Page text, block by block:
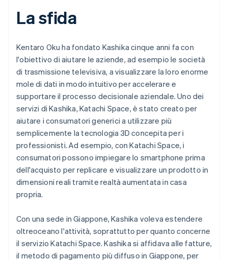
La sfida
Kentaro Oku ha fondato Kashika cinque anni fa con
l'obiettivo di aiutare le aziende, ad esempio le società
di trasmissione televisiva, a visualizzare la loro enorme
mole di dati in modo intuitivo per accelerare e
supportare il processo decisionale aziendale. Uno dei
servizi di Kashika, Katachi Space, è stato creato per
aiutare i consumatori generici a utilizzare più
semplicemente la tecnologia 3D concepita per i
professionisti. Ad esempio, con Katachi Space, i
consumatori possono impiegare lo smartphone prima
dell'acquisto per replicare e visualizzare un prodotto in
dimensioni reali tramite realtà aumentata in casa
propria.
Con una sede in Giappone, Kashika voleva estendere
oltreoceano l'attività, soprattutto per quanto concerne
il servizio Katachi Space. Kashika si affidava alle fatture,
il metodo di pagamento più diffuso in Giappone, per